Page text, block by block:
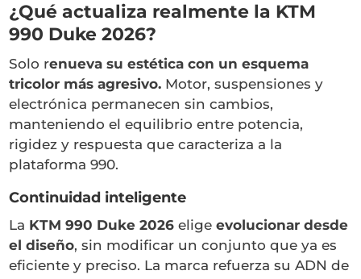
¿Qué actualiza realmente la KTM
990 Duke 2026?
Solo renueva su estética con un esquema
tricolor más agresivo. Motor, suspensiones y
electrónica permanecen sin cambios,
manteniendo el equilibrio entre potencia,
rigidez y respuesta que caracteriza a la
plataforma 990.
Continuidad inteligente
La KTM 990 Duke 2026 eligeevolucionar desde
el diseño, sin modificar un conjunto que ya es
eficiente y preciso. La marca refuerza su ADN de